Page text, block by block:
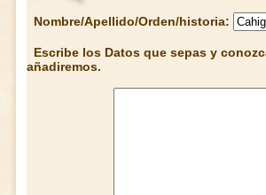
Nombre/Apellido/Orden/historia:
Escribe los Datos que sepas y
añadiremos.